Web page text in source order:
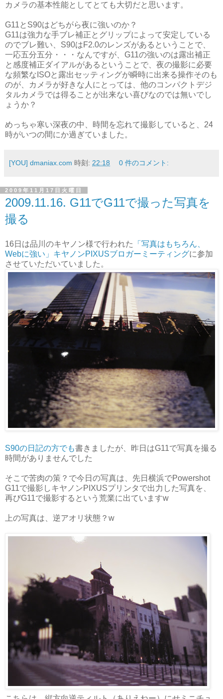
カメラの基本性能としてとても大切だと思います。
G11とS90はどちがら夜に強いのか？
G11は強力な手ブレ補正とグリップによって安定している
のでブレ難い、S90はF2.0のレンズがあるということで、
一応五分五分・・・なんですが、G11の強いのは露出補正
と感度補正ダイアルがあるということで、夜の撮影に必要
な頻繁なISOと露出セッティングが瞬時に出来る操作そのも
のが、カメラが好きな人にとっては、他のコンパクトデジ
タルカメラでは得ることが出来ない喜びなのでは無いでし
ょうか？
めっちゃ寒い深夜の中、時間を忘れて撮影していると、24
時がいつの間にか過ぎていました。
[YOU] dmaniax.com 時刻: 22:18 0 件のコメント:
2009年11月17日火曜日
2009.11.16. G11でG11で撮った写真を
撮る
16日は品川のキヤノン様で行われた
「写真はもちろん、
Webに強い」キヤノンPIXUSブロガーミーティングに参加
させていただいていました。
S90の日記の方でも書きましたが、昨日はG11で写真を撮る
時間がありませんでした
そこで苦肉の策？で今日の写真は、先日横浜でPowershot
G11で撮影しキヤノンPIXUSプリンタで出力した写真を、
再びG11で撮影するという荒業に出ていますw
上の写真は、逆アオリ状態？w